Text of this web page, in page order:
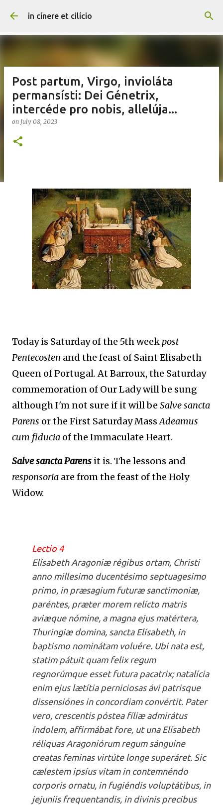
Skip to main content
in cínere et cilício
Post partum, Virgo, invioláta
permansísti: Dei Génetrix,
intercéde pro nobis, allelúja...
on July 08, 2023
Today is Saturday of the 5th weekpost
Pentecosten and the feast of Saint Elisabeth
Queen of Portugal. At Barroux, the Saturday
commemoration of Our Lady will be sung
although I'm not sure if it will be Salve sancta
Parens or the First Saturday MassAdeamus
cum fiducia of the Immaculate Heart.
Salve sancta Parens it is. The lessons and
responsoria are from the feast of the Holy
Widow.
Lectio 4
Elísabeth Aragoniæ régibus ortam, Christi
anno millesimo ducentésimo septuagesimo
primo, in præsagium futuræ sanctimoniæ,
paréntes, præter morem relícto matris
aviæque nómine, a magna ejus matértera,
Thuringiæ domina, sancta Elísabeth, in
baptismo nominátam voluére. Ubi nata est,
statim pátuit quam felix regum
regnorúmque esset futura pacatrix; natalícia
enim ejus lætítia perniciosas ávi patrisque
dissensiónes in concordiam convértit. Pater
vero, crescentis póstea fíliæ admirátus
índolem, affirmábat fore, ut una Elísabeth
réliquas Aragoniórum regum sánguine
creatas feminas virtúte longe superáret. Sic
cælestem ipsíus vitam in contemnéndo
corporis ornatu, in fugiéndis voluptátibus, in
jejuniis frequentandis, in divinis precibus